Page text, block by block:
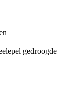
gedroogde